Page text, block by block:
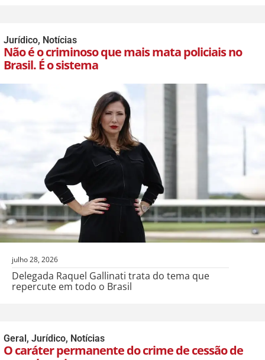
Jurídico, Notícias
Não é o criminoso que mais mata policiais no
Brasil. É o sistema
julho 28, 2026
Delegada Raquel Gallinati trata do tema que
repercute em todo o Brasil
Geral , Jurídico, Notícias
O caráter permanente do crime de cessão de